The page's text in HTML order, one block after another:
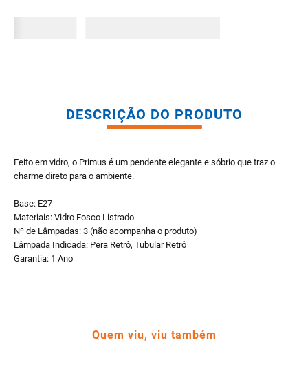
DESCRIÇÃO DO PRODUTO
Feito em vidro, o Primus é um pendente elegante e sóbrio que traz o
charme direto para o ambiente.
Base: E27
Materiais: Vidro Fosco Listrado
Nº de Lâmpadas: 3 (não acompanha o produto)
Lâmpada Indicada: Pera Retrô, Tubular Retrô
Garantia: 1 Ano
Quem viu, viu também